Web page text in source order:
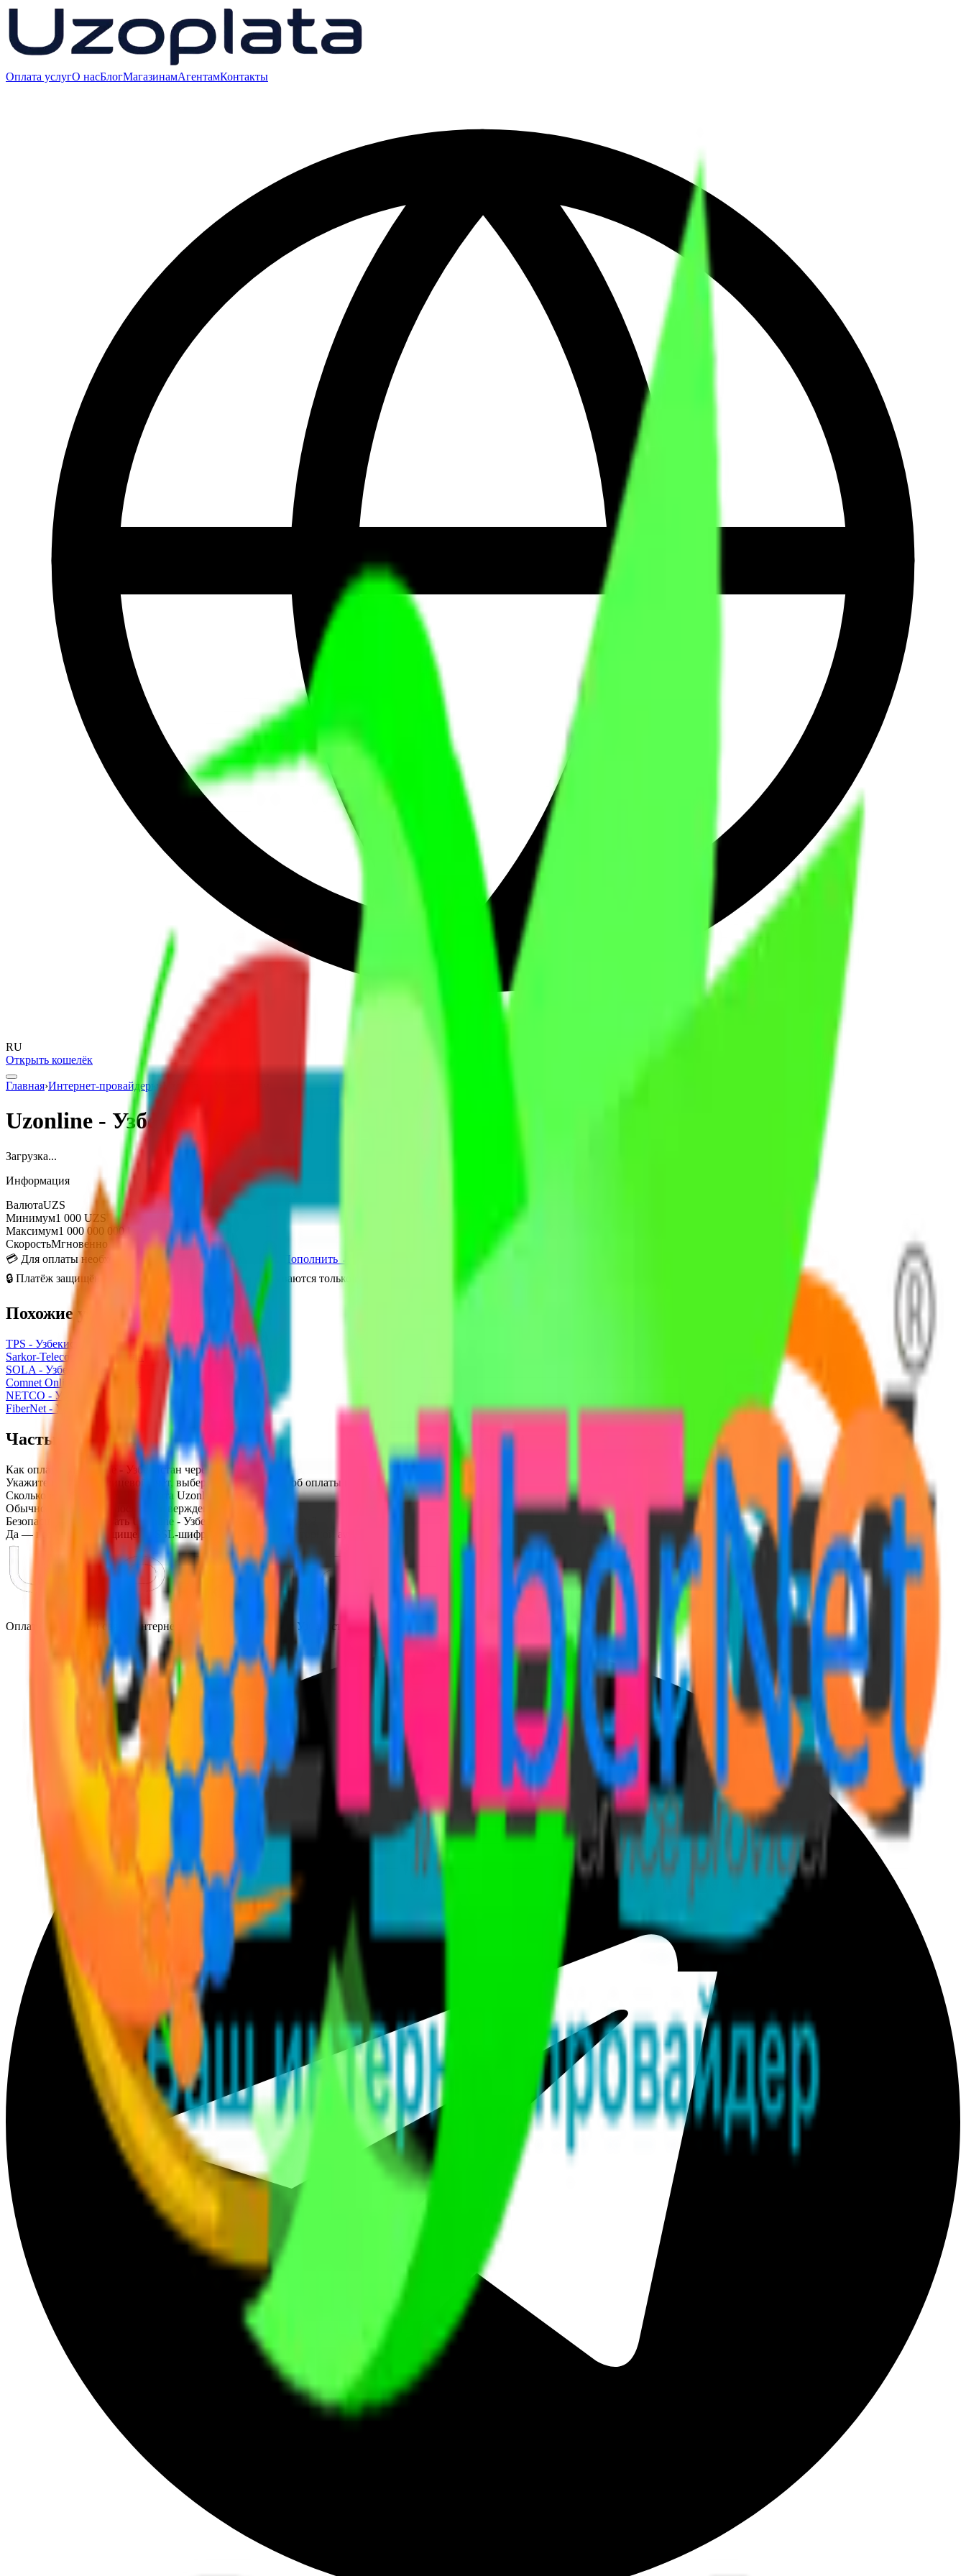
Оплата услугО насБлогМагазинамАгентамКонтакты
RU
Открыть кошелёк
Главная›Интернет-провайдеры›Uzonline - Узбекистан
Uzonline - Узбекистан
Загрузка...
Информация
ВалютаUZS
Минимум1 000 UZS
Максимум1 000 000 000 UZS
СкоростьМгновенно
💳 Для оплаты необходим баланс на кошельке Uzoplata.
Пополнить →
🔒 Платёж защищён SSL-шифрованием. Средства списываются только после подтверждения от оператора.
Похожие услуги
TPS - Узбекистан
Sarkor-Telecom - Узбекистан
SOLA - Узбекистан
Comnet Online - Узбекистан
NETCO - Узбекистан
FiberNet - Узбекистан
Частые вопросы
Как оплатить Uzonline - Узбекистан через Uzoplata?
Укажите номер или лицевой счёт, выберите сумму и способ оплаты на этой странице — зачисление на Uzonline - Узбекистан происходит мгновенно.
Сколько времени занимает оплата Uzonline - Узбекистан?
Обычно 1–3 секунды после подтверждения платежа.
Безопасно ли оплачивать Uzonline - Узбекистан через Uzoplata?
Да — все платежи защищены SSL-шифрованием и двухфакторной аутентификацией (2FA).
Оплата мобильной связи, интернета, ЖКХ и других услуг Узбекистана — с балансом в UZS, USD, EUR, RUB и USDT.